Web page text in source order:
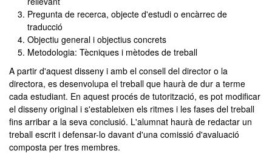
Pregunta de recerca, objecte d'estudi o encàrrec de
traducció
Objectiu general i objectius concrets
Metodologia: Tècniques i mètodes de treball
A partir d'aquest disseny i amb el consell del director o la
directora, es desenvolupa el treball que haurà de dur a terme
cada estudiant. En aquest procés de tutorització, es pot modificar
el disseny original i s'estableixen els ritmes i les fases del treball
fins arribar a la seva conclusió. L'alumnat haurà de redactar un
treball escrit i defensar-lo davant d'una comissió d'avaluació
composta per tres membres.